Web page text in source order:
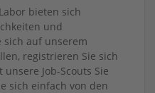
bieten sich
und
auf unserem
registrieren Sie sich
Job-Scouts Sie
sich einfach von den